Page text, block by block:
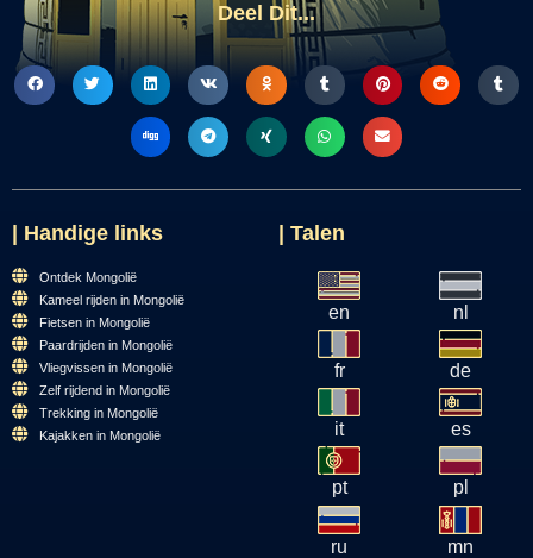
Deel Dit...
| Handige links
Ontdek Mongolië
Kameel rijden in Mongolië
Fietsen in Mongolië
Paardrijden in Mongolië
Vliegvissen in Mongolië
Zelf rijdend in Mongolië
Trekking in Mongolië
Kajakken in Mongolië
| Talen
en nl
fr de
it es
pt pl
ru mn